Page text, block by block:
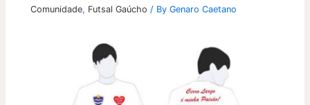
Comunidade, Futsal Gaúcho / ByGenaro Caetano